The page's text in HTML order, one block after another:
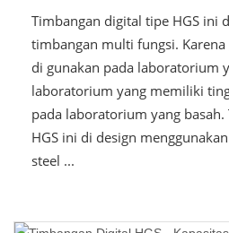
Timbangan digital tipe HGS ini
timbangan multi fungsi.
di gunakan pada laboratorium
laboratorium yang memiliki
pada laboratorium yang
HGS ini di design
steel ...